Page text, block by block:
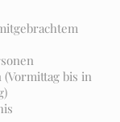
(Vormittag bis in